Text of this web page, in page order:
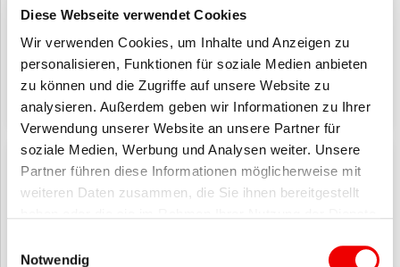
Diese Webseite verwendet Cookies
Wir verwenden Cookies, um Inhalte und Anzeigen zu
personalisieren, Funktionen für soziale Medien anbieten
zu können und die Zugriffe auf unsere Website zu
analysieren. Außerdem geben wir Informationen zu Ihrer
Verwendung unserer Website an unsere Partner für
soziale Medien, Werbung und Analysen weiter. Unsere
Partner führen diese Informationen möglicherweise mit
weiteren Daten zusammen, die Sie ihnen bereitgestellt
Notwendig
Videoberatung
Künstliche Intelligenz (KI) mit 15 Produkten öffnen
15
Künstliche Intelligenz (KI)